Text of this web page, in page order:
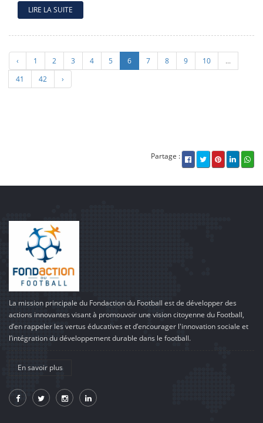
LIRE LA SUITE
‹ 1 2 3 4 5 6 7 8 9 10
...
41
42 ›
Partage :
La mission principale du Fondaction du Football est de développer des
actions innovantes visant à promouvoir une vision citoyenne du Football,
d’en rappeler les vertus éducatives et d’encourager l'innovation sociale et
l’intégration du développement durable dans le football.
En savoir plus